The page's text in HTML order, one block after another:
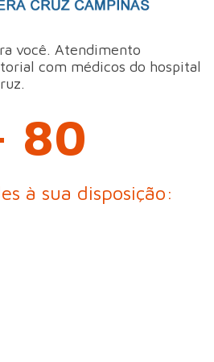
você. Atendimento
com médicos do hospital
80
à sua disposição: